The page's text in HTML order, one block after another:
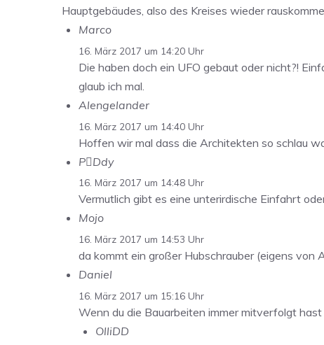
Hauptgebäudes, also des Kreises wieder
Marco
16. März 2017 um 14:20 Uhr
Die haben doch ein UFO gebaut oder nicht?!
glaub ich mal.
Alengelander
16. März 2017 um 14:40 Uhr
Hoffen wir mal dass die Architekten so schlau
PDdy
16. März 2017 um 14:48 Uhr
Vermutlich gibt es eine unterirdische Einfahrt
Mojo
16. März 2017 um 14:53 Uhr
da kommt ein großer Hubschrauber (eigens von
Daniel
16. März 2017 um 15:16 Uhr
Wenn du die Bauarbeiten immer mitverfolgt
OlliDD